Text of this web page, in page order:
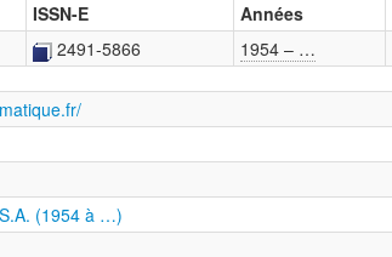
ISSN-E Années
2491-5866 1954 – …
(1954 à …)